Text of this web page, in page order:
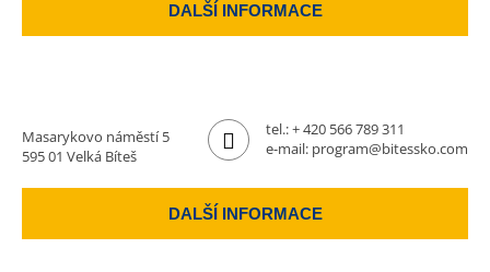
DALŠÍ INFORMACE
Masarykovo náměstí 5
595 01 Velká Bíteš
tel.:+ 420 566 789 311
e-mail: program@bitessko.com
DALŠÍ INFORMACE